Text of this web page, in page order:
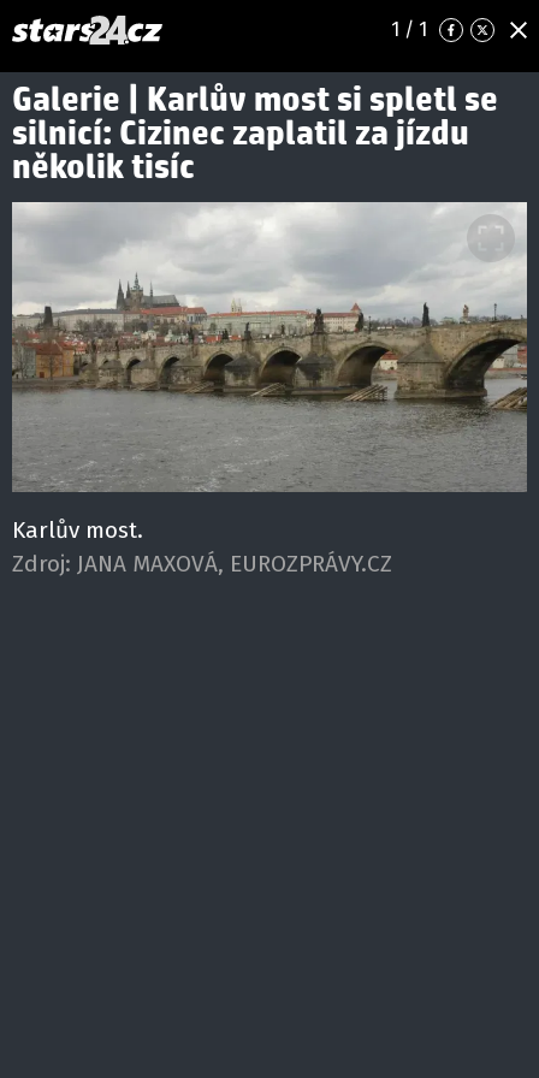
1 / 1
Galerie | Karlův most si spletl se
silnicí: Cizinec zaplatil za jízdu
několik tisíc
Karlův most.
Zdroj: JANA MAXOVÁ, EUROZPRÁVY.CZ